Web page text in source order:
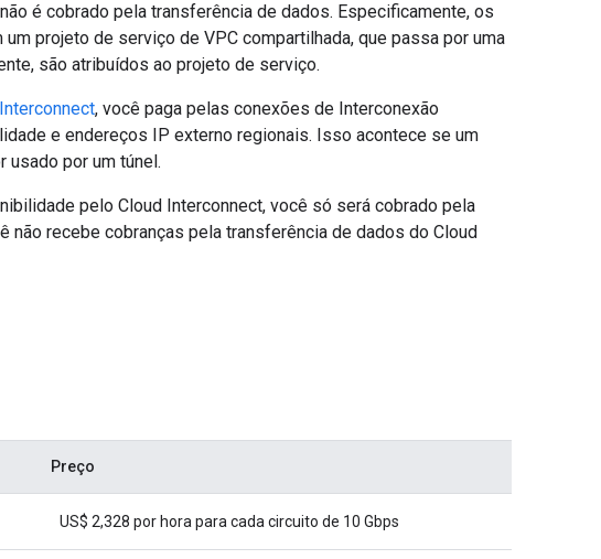
é cobrado pela transferência de dados. Especificamente, os
projeto de serviço de VPC compartilhada, que passa por uma
são atribuídos ao projeto de serviço.
, você paga pelas conexões de Interconexão
e endereços IP externo regionais. Isso acontece se um
usado por um túnel.
pelo Cloud Interconnect, você só será cobrado pela
recebe cobranças pela transferência de dados do Cloud
Preço
US$ 2,328 por hora para cada circuito de 10 Gbps